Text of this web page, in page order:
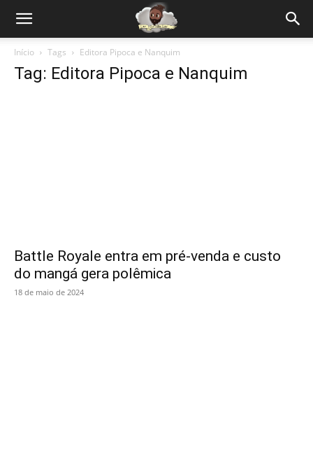
Início Tags Editora Pipoca e Nanquim
Tag: Editora Pipoca e Nanquim
Battle Royale entra em pré-venda e custo
do mangá gera polêmica
18 de maio de 2024